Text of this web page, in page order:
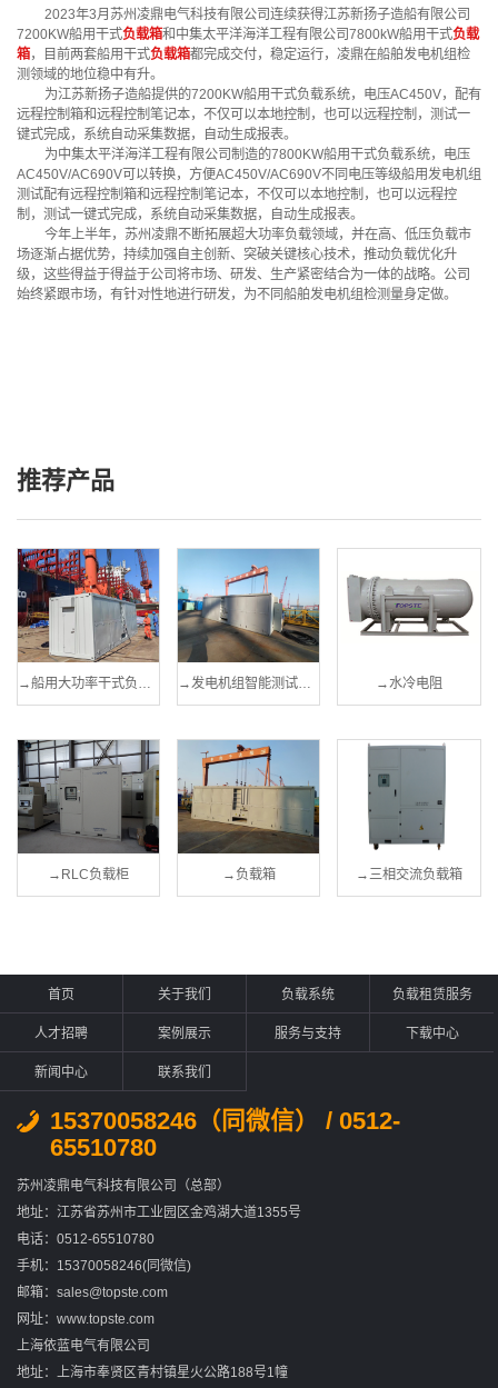
2023年3月苏州凌鼎电气科技有限公司连续获得江苏新扬子造船有限公司
7200KW船用干式负载箱和中集太平洋海洋工程有限公司7800kW船用干式负载
箱，目前两套船用干式负载箱都完成交付，稳定运行，凌鼎在船舶发电机组检
测领域的地位稳中有升。
为江苏新扬子造船提供的7200KW船用干式负载系统，电压AC450V，配有
远程控制箱和远程控制笔记本，不仅可以本地控制，也可以远程控制，测试一
键式完成，系统自动采集数据，自动生成报表。
为中集太平洋海洋工程有限公司制造的7800KW船用干式负载系统，电压
AC450V/AC690V可以转换，方便AC450V/AC690V不同电压等级船用发电机组
测试配有远程控制箱和远程控制笔记本，不仅可以本地控制，也可以远程控
制，测试一键式完成，系统自动采集数据，自动生成报表。
今年上半年，苏州凌鼎不断拓展超大功率负载领域，并在高、低压负载市
场逐渐占据优势，持续加强自主创新、突破关键核心技术，推动负载优化升
级，这些得益于得益于公司将市场、研发、生产紧密结合为一体的战略。公司
始终紧跟市场，有针对性地进行研发，为不同船舶发电机组检测量身定做。
推荐产品
→船用大功率干式负载箱 → 发电机组智能测试负载箱 → 水冷电阻
→ RLC负载柜 → 负载箱 → 三相交流负载箱
首页 关于我们 负载系统 负载租赁服务
人才招聘 案例展示 服务与支持 下载中心
新闻中心 联系我们
15370058246（同微信） / 0512-
65510780
苏州凌鼎电气科技有限公司（总部）
地址：江苏省苏州市工业园区金鸡湖大道1355号
电话：0512-65510780
手机：15370058246(同微信)
邮箱：sales@topste.com
网址：www.topste.com
上海依蓝电气有限公司
地址：上海市奉贤区青村镇星火公路188号1幢